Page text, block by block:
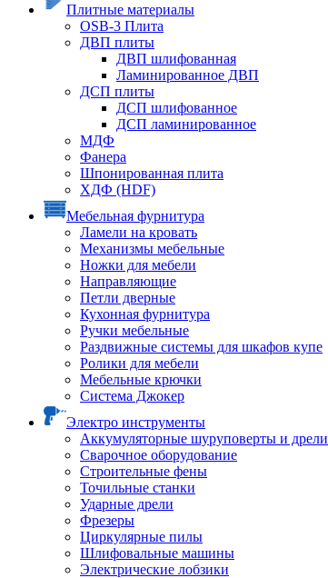
Плитные материалы
OSB-3 Плита
ДВП плиты
ДВП шлифованная
Ламинированное ДВП
ДСП плиты
ДСП шлифованное
ДСП ламинированное
МДФ
Фанера
Шпонированная плита
ХДФ (HDF)
Мебельная фурнитура
Ламели на кровать
Механизмы мебельные
Ножки для мебели
Направляющие
Петли дверные
Кухонная фурнитура
Ручки мебельные
Раздвижные системы для шкафов купе
Ролики для мебели
Мебельные крючки
Система Джокер
Электро инструменты
Аккумуляторные шуруповерты и дрели
Сварочное оборудование
Строительные фены
Точильные станки
Ударные дрели
Фрезеры
Циркулярные пилы
Шлифовальные машины
Электрические лобзики